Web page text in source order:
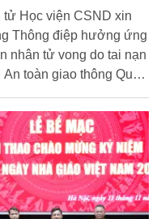
tử Học viện CSND xin
Thông điệp hưởng ứng
nhân tử vong do tai nạn
toàn giao thông Quốc